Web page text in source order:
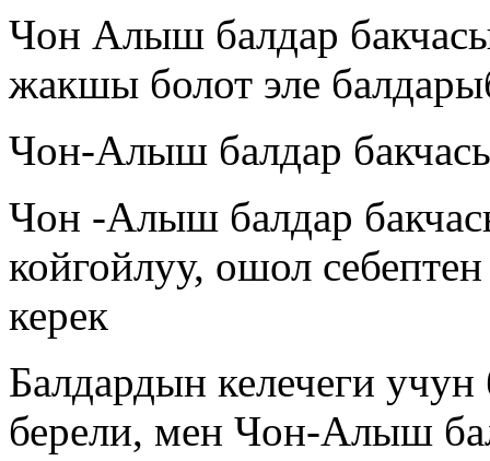
Чон Алыш балдар
жакшы болот эле
Чон-Алыш балдар
Чон -Алыш балдар
койгойлуу, ошол
керек
Балдардын келечеги
берели, мен Чон-Алыш